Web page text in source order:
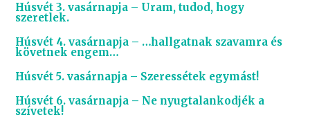
Húsvét 3. vasárnapja – Uram, tudod, hogy
szeretlek.
Húsvét 4. vasárnapja – …hallgatnak szavamra és
követnek engem…
Húsvét 5. vasárnapja – Szeressétek egymást!
Húsvét 6. vasárnapja – Ne nyugtalankodjék a
szívetek!